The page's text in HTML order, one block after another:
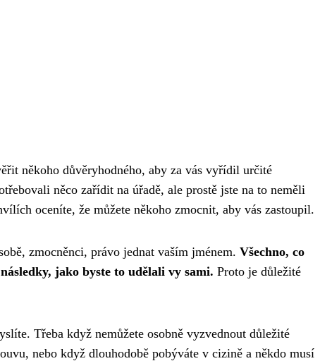
někoho důvěryhodného, aby za vás vyřídil určité
něco zařídit na úřadě, ale prostě jste na to neměli
oceníte, že můžete někoho zmocnit, aby vás zastoupil.
zmocněnci, právo jednat vaším jménem. Všechno, co
jako byste to udělali vy sami. Proto je důležité
Třeba když nemůžete osobně vyzvednout důležité
nebo když dlouhodobě pobýváte v cizině a někdo musí